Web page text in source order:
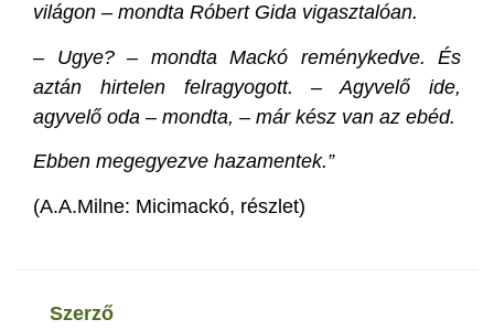
világon – mondta Róbert Gida vigasztalóan.
– Ugye? – mondta Mackó reménykedve. És
aztán hirtelen felragyogott. – Agyvelő ide,
agyvelő oda – mondta, – már kész van az ebéd.
Ebben megegyezve hazamentek.”
(A.A.Milne: Micimackó, részlet)
szerző